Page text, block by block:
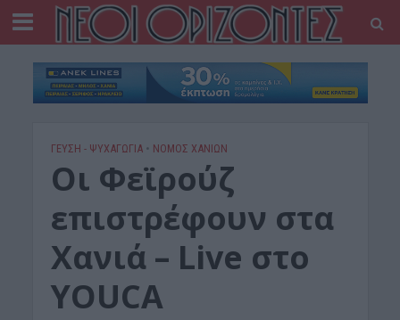
ΓΕΎΣΗ - ΨΥΧΑΓΩΓΊΑ • ΝΟΜΌΣ ΧΑΝΊΩΝ
Οι Φεϊρούζ
επιστρέφουν στα
Χανιά – Live στο
YOUCA